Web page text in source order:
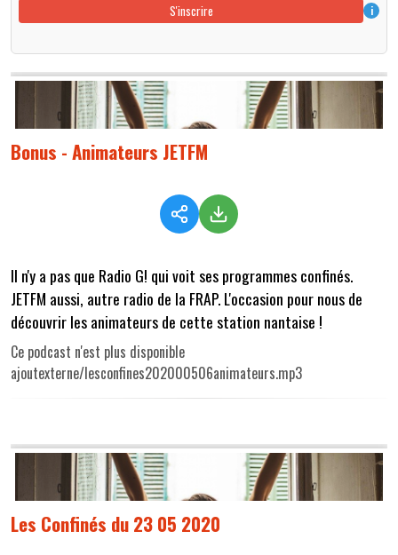
S'inscrire i
Bonus - Animateurs JETFM
Il n'y a pas que Radio G! qui voit ses programmes confinés.
JETFM aussi, autre radio de la FRAP. L'occasion pour nous de
découvrir les animateurs de cette station nantaise !
Ce podcast n'est plus disponible
ajoutexterne/lesconfines202000506animateurs.mp3
Les Confinés du 23 05 2020